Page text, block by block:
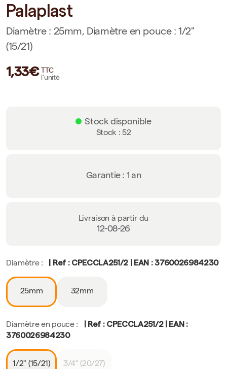
Palaplast
Diamètre : 25mm, Diamètre en pouce : 1/2"
(15/21)
1,33€ TTC
l'unité
Stock disponible
Stock : 52
Garantie : 1 an
Livraison à partir du
12-08-26
Diamètre : | Ref : CPECCLA251/2 | EAN : 3760026984230
25mm 32mm
Diamètre en pouce :
| Ref : CPECCLA251/2 | EAN :
3760026984230
1/2" (15/21) 3/4" (20/27)